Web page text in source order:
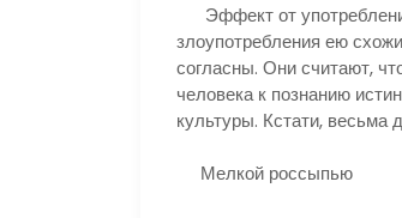
Эффект от
злоупотребления ею
согласны. Они считают,
человека к познанию
культуры. Кстати, весьма
Мелкой россыпью